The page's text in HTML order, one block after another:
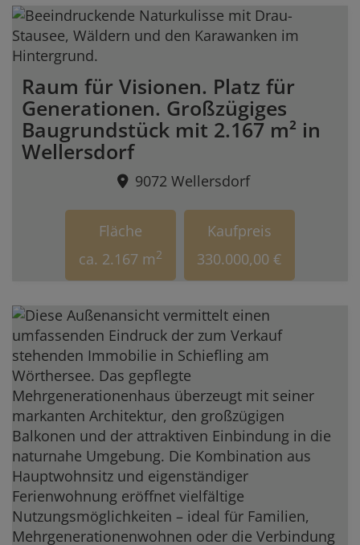
Raum für Visionen. Platz für
Generationen. Großzügiges
Baugrundstück mit 2.167 m² in
Wellersdorf
9072 Wellersdorf
Fläche
ca. 2.167 m2
Kaufpreis
330.000,00 €